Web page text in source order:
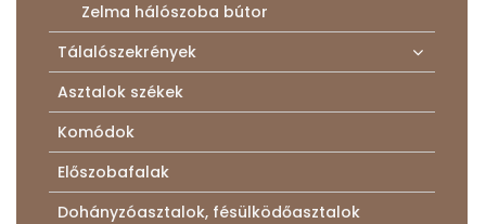
Zelma hálószoba bútor
Tálalószekrények
Asztalok székek
Komódok
Előszobafalak
Dohányzóasztalok, fésülködőasztalok